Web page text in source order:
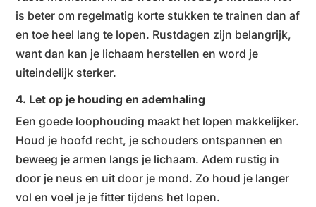
is beter om regelmatig korte stukken te trainen dan af
en toe heel lang te lopen. Rustdagen zijn belangrijk,
want dan kan je lichaam herstellen en word je
uiteindelijk sterker.
4. Let op je houding en ademhaling
Een goede loophouding maakt het lopen makkelijker.
Houd je hoofd recht, je schouders ontspannen en
beweeg je armen langs je lichaam. Adem rustig in
door je neus en uit door je mond. Zo houd je langer
vol en voel je je fitter tijdens het lopen.